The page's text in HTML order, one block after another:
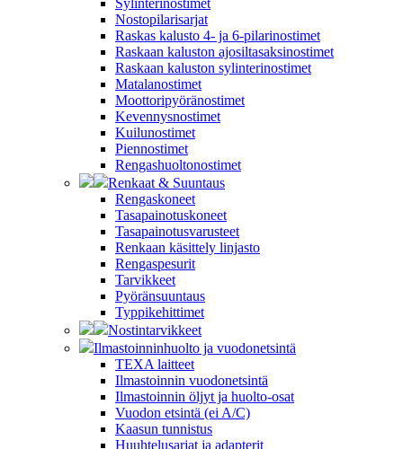
Nostopilarisarjat
Raskas kalusto 4- ja 6-pilarinostimet
Raskaan kaluston ajosiltasaksinostimet
Raskaan kaluston sylinterinostimet
Matalanostimet
Moottoripyöränostimet
Kevennysnostimet
Kuilunostimet
Piennostimet
Rengashuoltonostimet
Renkaat & Suuntaus
Rengaskoneet
Tasapainotuskoneet
Tasapainotusvarusteet
Renkaan käsittely linjasto
Rengaspesurit
Tarvikkeet
Pyöränsuuntaus
Typpikehittimet
Nostintarvikkeet
Ilmastoinninhuolto ja vuodonetsintä
TEXA laitteet
Ilmastoinnin vuodonetsintä
Ilmastoinnin öljyt ja huolto-osat
Vuodon etsintä (ei A/C)
Kaasun tunnistus
Huuhtelusarjat ja adapterit